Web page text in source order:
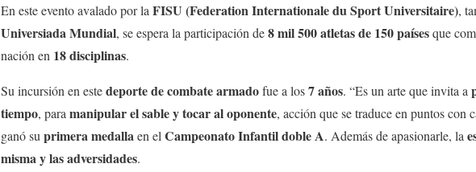
En este evento avalado por la FISU (Federation Internationale du Sport Universitaire),
Universiada Mundial, se espera la participación de8 mil 500 atletas de 150 paísesque
nación en 18 disciplinas.
Su incursión en estedeporte de combate armadofue a los7 años. “Es un arte que invita a
tiempo, para manipular el sable y tocar al oponente, acción que se traduce en puntos con
ganó su primera medallaen el Campeonato Infantil doble A. Además de apasionarle, la
misma y las adversidades.